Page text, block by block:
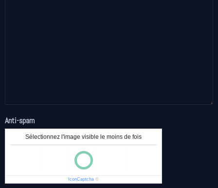
Anti-spam
Sélectionnez l'image visible le moins de fois
IconCaptcha ©